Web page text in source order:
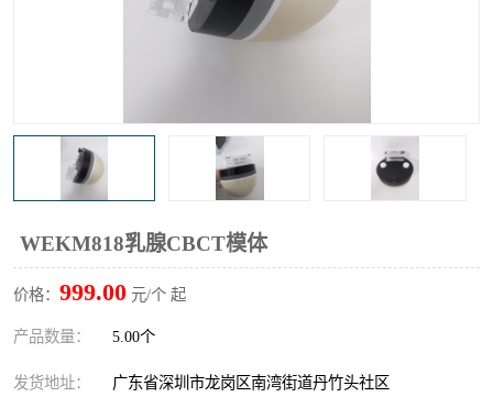
WEKM818乳腺CBCT模体
价格： 999.00 元/个 起
产品数量： 5.00个
发货地址： 广东省深圳市龙岗区南湾街道丹竹头社区